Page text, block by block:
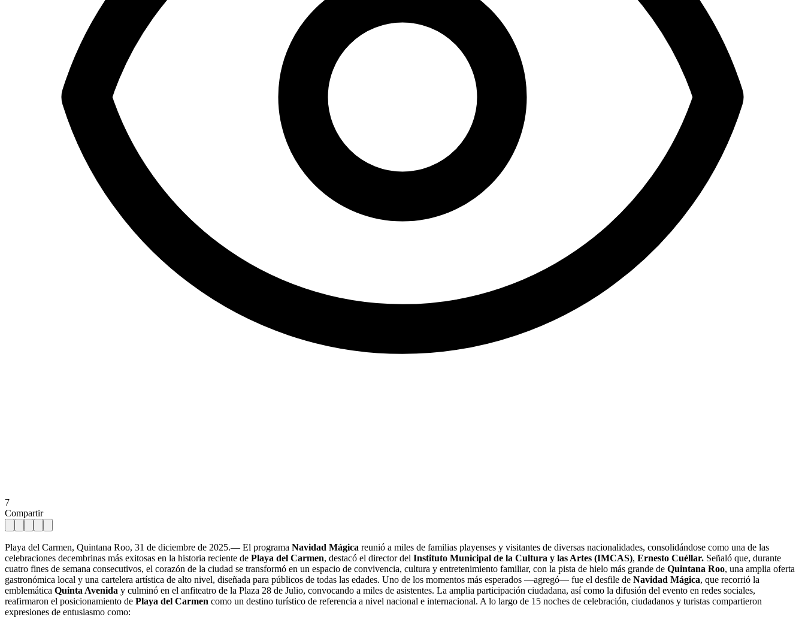
7
Compartir
Playa del Carmen, Quintana Roo, 31 de diciembre de 2025.— El programa Navidad Mágica reunió a miles de familias playenses y visitantes de diversas nacionalidades, consolidándose como una de las
celebraciones decembrinas más exitosas en la historia reciente de Playa del Carmen, destacó el director del Instituto Municipal de la Cultura y las Artes (IMCAS), Ernesto Cuéllar. Señaló que, durante
cuatro fines de semana consecutivos, el corazón de la ciudad se transformó en un espacio de convivencia, cultura y entretenimiento familiar, con la pista de hielo más grande de Quintana Roo, una amplia oferta
gastronómica local y una cartelera artística de alto nivel, diseñada para públicos de todas las edades. Uno de los momentos más esperados —agregó— fue el desfile de Navidad Mágica, que recorrió la
emblemática Quinta Avenida y culminó en el anfiteatro de la Plaza 28 de Julio, convocando a miles de asistentes. La amplia participación ciudadana, así como la difusión del evento en redes sociales,
reafirmaron el posicionamiento de Playa del Carmen como un destino turístico de referencia a nivel nacional e internacional. A lo largo de 15 noches de celebración, ciudadanos y turistas compartieron
expresiones de entusiasmo como: